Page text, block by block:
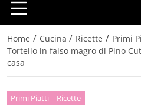
Home / Cucina / Ricette / Primi
Tortello in falso magro di Pino
casa
Primi Piatti Ricette